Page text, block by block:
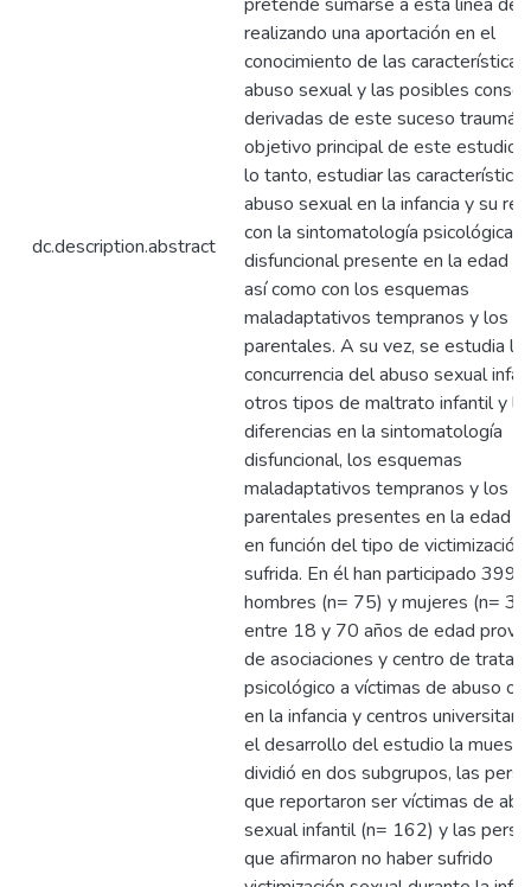
dc.description.abstract
realizando una aportación en el
conocimiento de las
abuso sexual y las posibles
derivadas de este suceso
objetivo principal de este estudio
lo tanto, estudiar las
abuso sexual en la infancia y su
con la sintomatología psicológica
disfuncional presente en la edad
así como con los esquemas
maladaptativos tempranos y los
parentales. A su vez, se estudia la
concurrencia del abuso sexual
otros tipos de maltrato infantil y
diferencias en la sintomatología
disfuncional, los esquemas
maladaptativos tempranos y los
parentales presentes en la edad
en función del tipo de victimización
sufrida. En él han participado 399
hombres (n= 75) y mujeres (n=
entre 18 y 70 años de edad
de asociaciones y centro de
psicológico a víctimas de abuso o
en la infancia y centros
el desarrollo del estudio la
dividió en dos subgrupos, las
que reportaron ser víctimas de
sexual infantil (n= 162) y las
que afirmaron no haber sufrido